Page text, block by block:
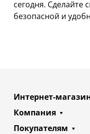
сегодня. Сделайте
безопасной и
Интернет-
Компания
Покупателям